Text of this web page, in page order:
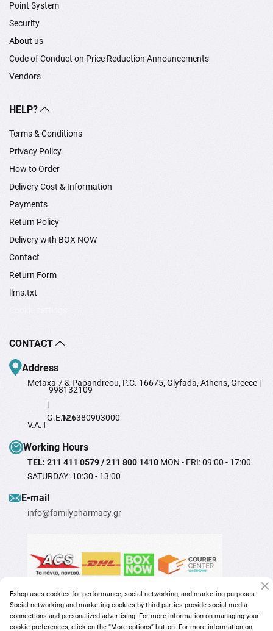
Point System
Security
About us
Code of Conduct on Price Reduction Announcements
Vendors
HELP?
Terms & Conditions
Privacy Policy
How to Order
Delivery Cost & Information
Payments
Return Policy
Delivery with BOX NOW
Contact
Return Form
llms.txt
CONTACT
Address
Metaxa 7 & Papandreou, P.C. 16675, Glyfada, Athens, Greece |
V.A.T
998132109
|
G.E.M.I126380903000
Working Hours
TEL: 211 411 0579 / 211 800 1410 MON - FRI: 09:00 - 17:00
SATURDAY: 10:30 - 13:00
Ε-mail
info@familypharmacy.gr
Eshop uses cookies for performance, social networking, and marketing purposes.
Social networking and marketing cookies by third parties provide social media
connections and personalized advertising. For more information on managing your
cookie preferences, click on the “More options” button. For more information on